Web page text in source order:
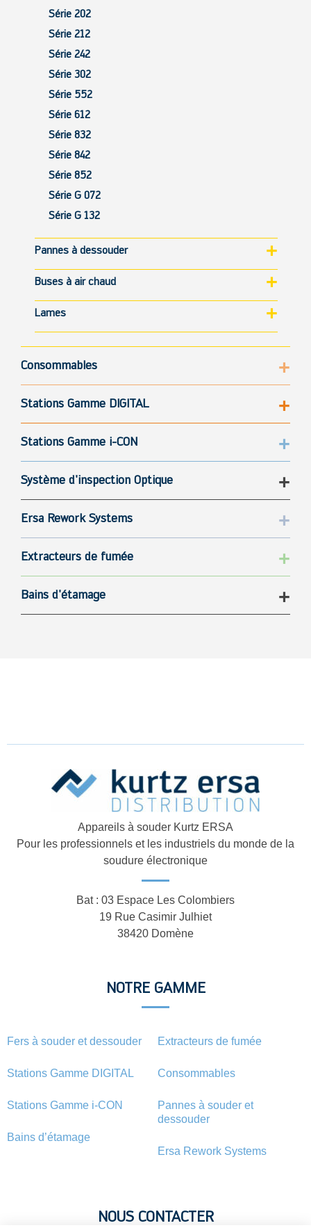
Série 202
Série 212
Série 242
Série 302
Série 552
Série 612
Série 832
Série 842
Série 852
Série G 072
Série G 132
Pannes à dessouder
Buses à air chaud
Lames
Consommables
Stations Gamme DIGITAL
Stations Gamme i-CON
Système d'inspection Optique
Ersa Rework Systems
Extracteurs de fumée
Bains d'étamage
Appareils à souder Kurtz ERSA
Pour les professionnels et les industriels du monde de la
soudure électronique
Bat : 03 Espace Les Colombiers
19 Rue Casimir Julhiet
38420 Domène
NOTRE GAMME
Fers à souder et dessouder
Stations Gamme DIGITAL
Stations Gamme i-CON
Bains d’étamage
Extracteurs de fumée
Consommables
Pannes à souder et
dessouder
Ersa Rework Systems
NOUS CONTACTER